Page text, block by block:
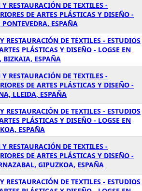
RESTAURACIÓN DE TEXTILES -
DE ARTES PLÁSTICAS Y DISEÑO -
ESPAÑA
RESTAURACIÓN DE TEXTILES - ESTUDIOS
PLÁSTICAS Y DISEÑO - LOGSE EN
BIZKAIA, ESPAÑA
RESTAURACIÓN DE TEXTILES -
DE ARTES PLÁSTICAS Y DISEÑO -
LLEIDA, ESPAÑA
RESTAURACIÓN DE TEXTILES - ESTUDIOS
PLÁSTICAS Y DISEÑO - LOGSE EN
ESPAÑA
RESTAURACIÓN DE TEXTILES -
DE ARTES PLÁSTICAS Y DISEÑO -
GIPUZKOA, ESPAÑA
RESTAURACIÓN DE TEXTILES - ESTUDIOS